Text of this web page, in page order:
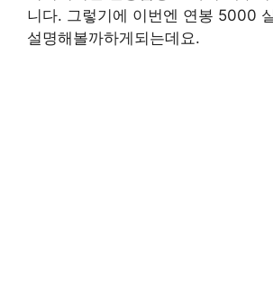
니다. 그렇기에 이번엔 연봉 5000
설명해볼까하게되는데요.